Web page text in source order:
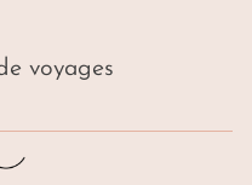
voyages